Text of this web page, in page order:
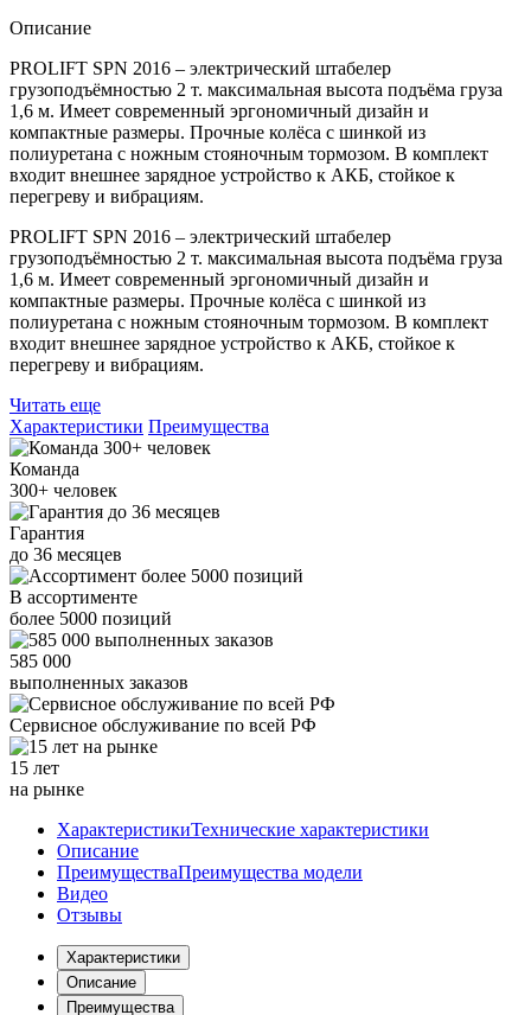
Описание
PROLIFT SPN 2016 – электрический штабелер
грузоподъёмностью 2 т. максимальная высота подъёма груза
1,6 м. Имеет современный эргономичный дизайн и
компактные размеры. Прочные колёса с шинкой из
полиуретана с ножным стояночным тормозом. В комплект
входит внешнее зарядное устройство к АКБ, стойкое к
перегреву и вибрациям.
PROLIFT SPN 2016 – электрический штабелер
грузоподъёмностью 2 т. максимальная высота подъёма груза
1,6 м. Имеет современный эргономичный дизайн и
компактные размеры. Прочные колёса с шинкой из
полиуретана с ножным стояночным тормозом. В комплект
входит внешнее зарядное устройство к АКБ, стойкое к
перегреву и вибрациям.
Читать еще
Характеристики Преимущества
Команда
300+ человек
Гарантия
до 36 месяцев
В ассортименте
более 5000 позиций
585 000
выполненных заказов
Сервисное обслуживание по всей РФ
15 лет
на рынке
ХарактеристикиТехнические характеристики
Описание
ПреимуществаПреимущества модели
Видео
Отзывы
Характеристики
Описание
Преимущества